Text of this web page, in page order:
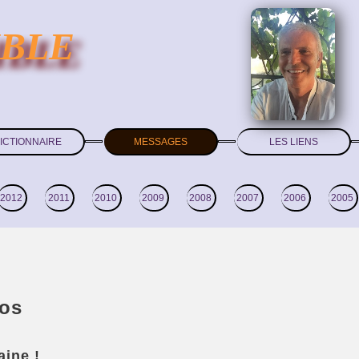
MESSAGES LES LIENS
2012 2011 2010 2009 2008 2007 2006 2005
!